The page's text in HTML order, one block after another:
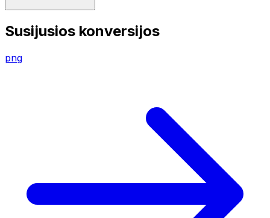
Susijusios konversijos
png